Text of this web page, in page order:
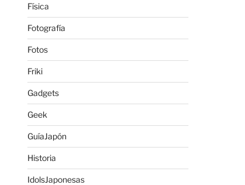
Física
Fotografía
Fotos
Friki
Gadgets
Geek
GuíaJapón
Historia
IdolsJaponesas